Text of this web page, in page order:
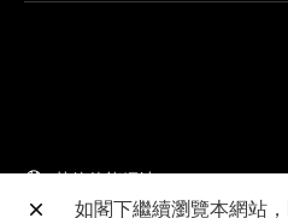
其他佳能網站
如閣下繼續瀏覽本網站